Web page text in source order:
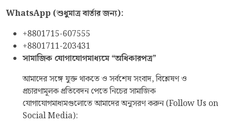
WhatsApp (শুধুমাত্র বার্তার জন্য):
+8801715-607555
+8801711-203431
সামাজিক যোগাযোগমাধ্যমে “অধিকারপত্র”
আমাদের সঙ্গে যুক্ত থাকতে ও সর্বশেষ সংবাদ, বিশ্লেষণ ও
প্রচারণামূলক প্রতিবেদন পেতে নিচের সামাজিক
যোগাযোগমাধ্যমগুলোতে আমাদের অনুসরণ করুন (Follow Us on
Social Media):